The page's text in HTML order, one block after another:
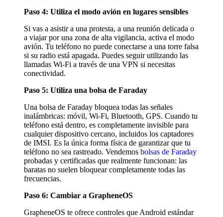
Paso 4: Utiliza el modo avión en lugares sensibles
Si vas a asistir a una protesta, a una reunión delicada o
a viajar por una zona de alta vigilancia, activa el modo
avión. Tu teléfono no puede conectarse a una torre falsa
si su radio está apagada. Puedes seguir utilizando las
llamadas Wi-Fi a través de una VPN si necesitas
conectividad.
Paso 5: Utiliza una bolsa de Faraday
Una bolsa de Faraday bloquea todas las señales
inalámbricas: móvil, Wi-Fi, Bluetooth, GPS. Cuando tu
teléfono está dentro, es completamente invisible para
cualquier dispositivo cercano, incluidos los captadores
de IMSI. Es la única forma física de garantizar que tu
teléfono no sea rastreado. Vendemos bolsas de Faraday
probadas y certificadas que realmente funcionan: las
baratas no suelen bloquear completamente todas las
frecuencias.
Paso 6: Cambiar a GrapheneOS
GrapheneOS te ofrece controles que Android estándar